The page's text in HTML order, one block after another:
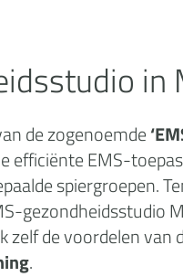
in
de zogenoemde
EMS-
spiergroepen.
gezondheidsstudio
de voordelen
.